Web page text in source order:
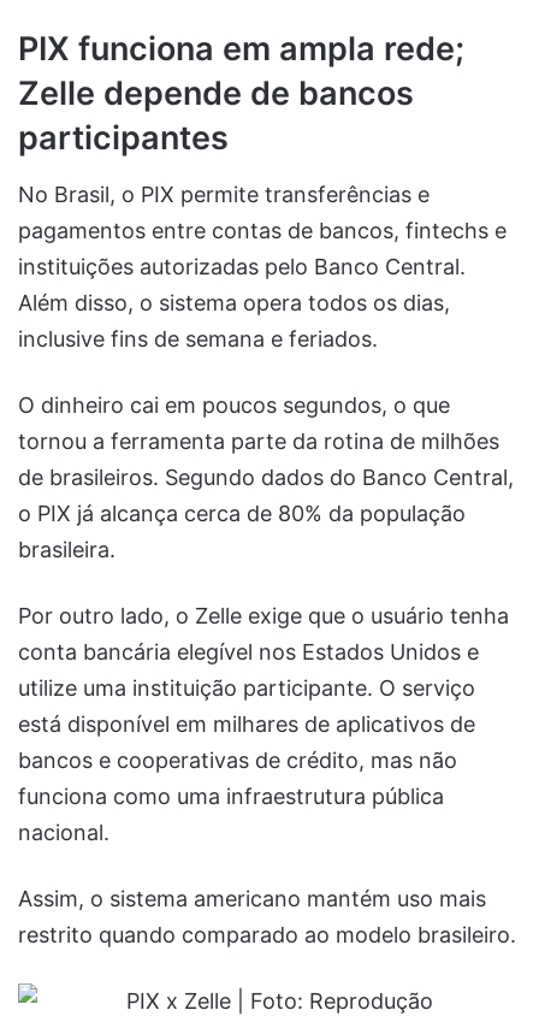
PIX funciona em ampla rede;
Zelle depende de bancos
participantes
No Brasil, o PIX permite transferências e
pagamentos entre contas de bancos, fintechs e
instituições autorizadas pelo Banco Central.
Além disso, o sistema opera todos os dias,
inclusive fins de semana e feriados.
O dinheiro cai em poucos segundos, o que
tornou a ferramenta parte da rotina de milhões
de brasileiros. Segundo dados do Banco Central,
o PIX já alcança cerca de 80% da população
brasileira.
Por outro lado, o Zelle exige que o usuário tenha
conta bancária elegível nos Estados Unidos e
utilize uma instituição participante. O serviço
está disponível em milhares de aplicativos de
bancos e cooperativas de crédito, mas não
funciona como uma infraestrutura pública
nacional.
Assim, o sistema americano mantém uso mais
restrito quando comparado ao modelo brasileiro.